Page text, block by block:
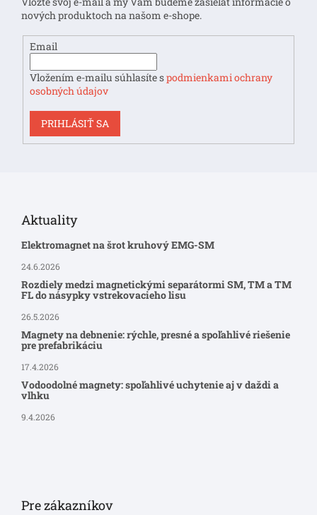
nových produktoch na našom e-shope.
Email
Vložením e-mailu súhlasíte spodmienkami ochrany
osobných údajov
PRIHLÁSIŤ SA
Aktuality
Elektromagnet na šrot kruhový EMG-SM
24.6.2026
Rozdiely medzi magnetickými separátormi SM, TM a TM
FL do násypky vstrekovacieho lisu
26.5.2026
Magnety na debnenie: rýchle, presné a spoľahlivé riešenie
pre prefabrikáciu
17.4.2026
Vodoodolné magnety: spoľahlivé uchytenie aj v daždi a
vlhku
9.4.2026
Pre zákazníkov